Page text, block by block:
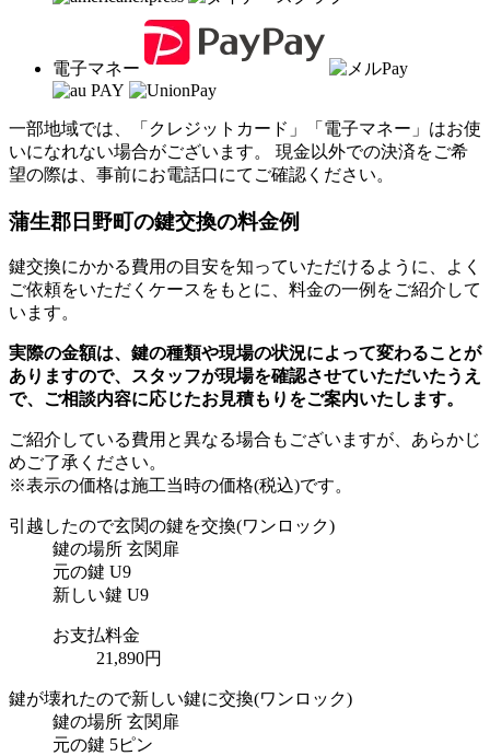
電子マネー
一部地域では、「クレジットカード」「電子マネー」はお使
いになれない場合がございます。 現金以外での決済をご希
望の際は、事前にお電話口にてご確認ください。
蒲生郡日野町の鍵交換の料金例
鍵交換にかかる費用の目安を知っていただけるように、よく
ご依頼をいただくケースをもとに、料金の一例をご紹介して
います。
実際の金額は、鍵の種類や現場の状況によって変わることが
ありますので、スタッフが現場を確認させていただいたうえ
で、ご相談内容に応じたお見積もりをご案内いたします。
ご紹介している費用と異なる場合もございますが、あらかじ
めご了承ください。
※表示の価格は施工当時の価格(税込)です。
引越したので玄関の鍵を交換(ワンロック)
鍵の場所 玄関扉
元の鍵 U9
新しい鍵 U9
お支払料金
21,890円
鍵が壊れたので新しい鍵に交換(ワンロック)
鍵の場所 玄関扉
元の鍵 5ピン